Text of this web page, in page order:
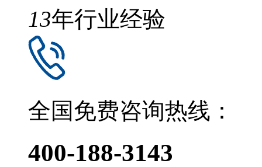
13年行业经验
全国免费咨询热线：
400-188-3143